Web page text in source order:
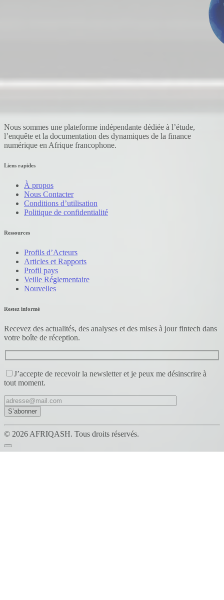
Nous sommes une plateforme indépendante dédiée à l’étude,
l’enquête et la documentation des dynamiques de la finance
numérique en Afrique francophone.
Liens rapides
À propos
Nous Contacter
Conditions d’utilisation
Politique de confidentialité
Ressources
Profils d’Acteurs
Articles et Rapports
Profil pays
Veille Réglementaire
Nouvelles
Restez informé
Recevez des actualités, des analyses et des mises à jour fintech dans
votre boîte de réception.
J’accepte de recevoir la newsletter et je peux me désinscrire à
tout moment.
© 2026 AFRIQASH. Tous droits réservés.